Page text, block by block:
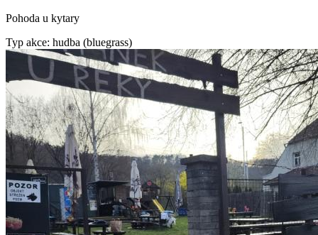
Pohoda u kytary
Typ akce: hudba (bluegrass)